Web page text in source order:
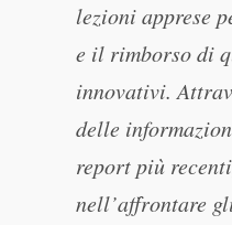
lezioni apprese
e il rimborso di
innovativi.
delle
report più
nell’affrontare